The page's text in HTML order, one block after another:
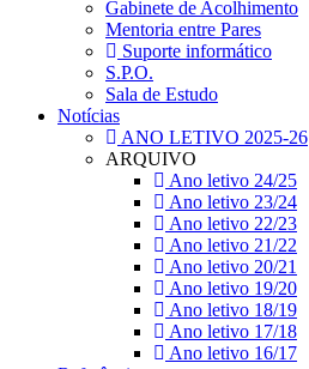
Gabinete de Acolhimento
Mentoria entre Pares
Suporte informático
S.P.O.
Sala de Estudo
Notícias
ANO LETIVO 2025-26
ARQUIVO
Ano letivo 24/25
Ano letivo 23/24
Ano letivo 22/23
Ano letivo 21/22
Ano letivo 20/21
Ano letivo 19/20
Ano letivo 18/19
Ano letivo 17/18
Ano letivo 16/17